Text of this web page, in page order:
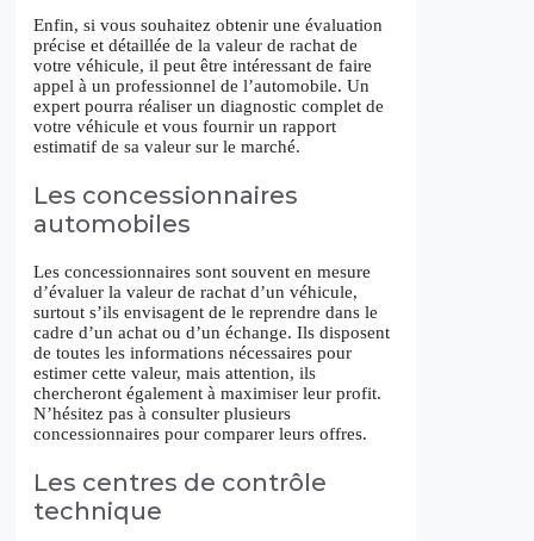
Enfin, si vous souhaitez obtenir une évaluation
précise et détaillée de la valeur de rachat de
votre véhicule, il peut être intéressant de faire
appel à un professionnel de l’automobile. Un
expert pourra réaliser un diagnostic complet de
votre véhicule et vous fournir un rapport
estimatif de sa valeur sur le marché.
Les concessionnaires
automobiles
Les concessionnaires sont souvent en mesure
d’évaluer la valeur de rachat d’un véhicule,
surtout s’ils envisagent de le reprendre dans le
cadre d’un achat ou d’un échange. Ils disposent
de toutes les informations nécessaires pour
estimer cette valeur, mais attention, ils
chercheront également à maximiser leur profit.
N’hésitez pas à consulter plusieurs
concessionnaires pour comparer leurs offres.
Les centres de contrôle
technique